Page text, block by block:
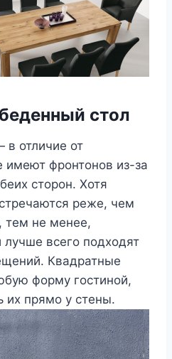
стол
отличие от
фронтонов из-за
сторон. Хотя
реже, чем
тем не менее,
всего подходят
Квадратные
форму гостиной,
их прямо у стены.